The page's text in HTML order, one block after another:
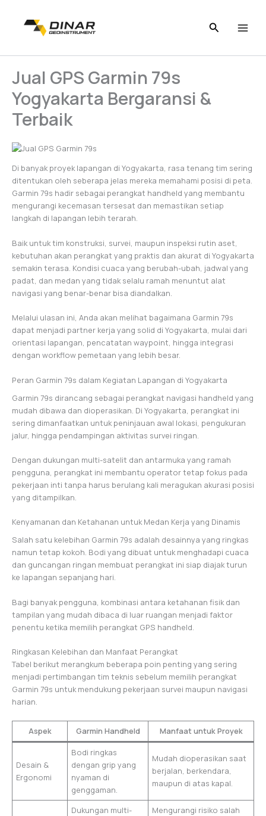
Jual GPS Garmin 79s
Yogyakarta Bergaransi &
Terbaik
Di banyak proyek lapangan di Yogyakarta, rasa tenang tim sering
ditentukan oleh seberapa jelas mereka memahami posisi di peta.
Garmin 79s hadir sebagai perangkat handheld yang membantu
mengurangi kecemasan tersesat dan memastikan setiap
langkah di lapangan lebih terarah.
Baik untuk tim konstruksi, survei, maupun inspeksi rutin aset,
kebutuhan akan perangkat yang praktis dan akurat di Yogyakarta
semakin terasa. Kondisi cuaca yang berubah-ubah, jadwal yang
padat, dan medan yang tidak selalu ramah menuntut alat
navigasi yang benar-benar bisa diandalkan.
Melalui ulasan ini, Anda akan melihat bagaimana Garmin 79s
dapat menjadi partner kerja yang solid di Yogyakarta, mulai dari
orientasi lapangan, pencatatan waypoint, hingga integrasi
dengan workflow pemetaan yang lebih besar.
Peran Garmin 79s dalam Kegiatan Lapangan di Yogyakarta
Garmin 79s dirancang sebagai perangkat navigasi handheld yang
mudah dibawa dan dioperasikan. Di Yogyakarta, perangkat ini
sering dimanfaatkan untuk peninjauan awal lokasi, pengukuran
jalur, hingga pendampingan aktivitas survei ringan.
Dengan dukungan multi-satelit dan antarmuka yang ramah
pengguna, perangkat ini membantu operator tetap fokus pada
pekerjaan inti tanpa harus berulang kali meragukan akurasi posisi
yang ditampilkan.
Kenyamanan dan Ketahanan untuk Medan Kerja yang Dinamis
Salah satu kelebihan Garmin 79s adalah desainnya yang ringkas
namun tetap kokoh. Bodi yang dibuat untuk menghadapi cuaca
dan guncangan ringan membuat perangkat ini siap diajak turun
ke lapangan sepanjang hari.
Bagi banyak pengguna, kombinasi antara ketahanan fisik dan
tampilan yang mudah dibaca di luar ruangan menjadi faktor
penentu ketika memilih perangkat GPS handheld.
Ringkasan Kelebihan dan Manfaat Perangkat
Tabel berikut merangkum beberapa poin penting yang sering
menjadi pertimbangan tim teknis sebelum memilih perangkat
Garmin 79s untuk mendukung pekerjaan survei maupun navigasi
harian.
Aspek Garmin Handheld Manfaat untuk Proyek
Desain &
Ergonomi
Bodi ringkas
dengan grip yang
nyaman di
genggaman.
Mudah dioperasikan saat
berjalan, berkendara,
maupun di atas kapal.
Dukungan multi-
Mengurangi risiko salah